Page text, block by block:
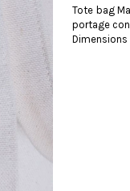
Tote bag
portage
Dimensions